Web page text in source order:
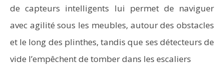
de capteurs intelligents lui permet de naviguer
avec agilité sous les meubles, autour des obstacles
et le long des plinthes, tandis que ses détecteurs de
vide l’empêchent de tomber dans les escaliers